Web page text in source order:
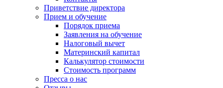
Приветствие директора
Прием и обучение
Порядок приема
Заявления на обучение
Налоговый вычет
Материнский капитал
Калькулятор стоимости
Стоимость программ
Пресса о нас